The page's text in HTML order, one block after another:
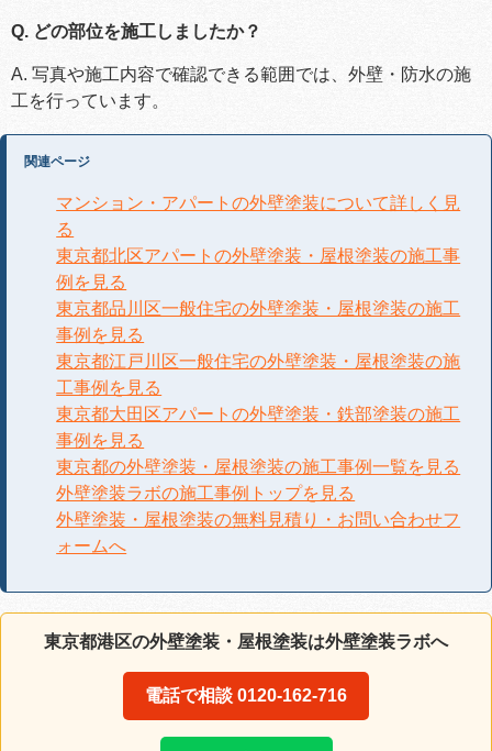
Q. どの部位を施工しましたか？
A. 写真や施工内容で確認できる範囲では、外壁・防水の施
工を行っています。
関連ページ
マンション・アパートの外壁塗装について詳しく見
る
東京都北区アパートの外壁塗装・屋根塗装の施工事
例を見る
東京都品川区一般住宅の外壁塗装・屋根塗装の施工
事例を見る
東京都江戸川区一般住宅の外壁塗装・屋根塗装の施
工事例を見る
東京都大田区アパートの外壁塗装・鉄部塗装の施工
事例を見る
東京都の外壁塗装・屋根塗装の施工事例一覧を見る
外壁塗装ラボの施工事例トップを見る
外壁塗装・屋根塗装の無料見積り・お問い合わせフ
ォームへ
東京都港区の外壁塗装・屋根塗装は外壁塗装ラボへ
電話で相談 0120-162-716